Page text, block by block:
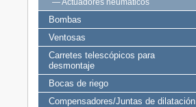
— Actuadores neumáticos
Bombas
Ventosas
Carretes telescópicos para
desmontaje
Bocas de riego
Compensadores/Juntas de dilatación